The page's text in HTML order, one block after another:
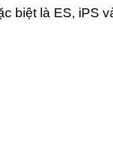
biệt là ES, iPS